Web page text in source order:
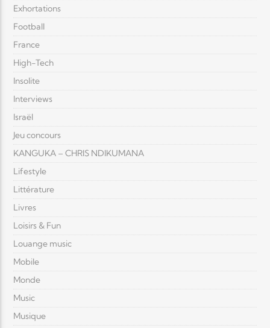
Exhortations
Football
France
High-Tech
Insolite
Interviews
Israël
Jeu concours
KANGUKA – CHRIS NDIKUMANA
Lifestyle
Littérature
Livres
Loisirs & Fun
Louange music
Mobile
Monde
Music
Musique